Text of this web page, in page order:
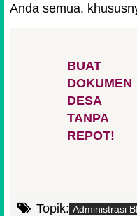
Anda semua,
BUAT
DOKUMEN
DESA
TANPA
REPOT!
Topik: Administrasi